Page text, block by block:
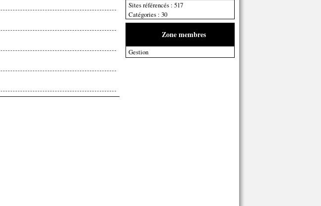
Sites référencés : 517
Catégories : 30
Zone membres
Gestion